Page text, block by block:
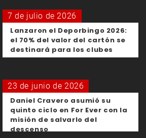
7 de julio de 2026
Lanzaron el Deporbingo 2026:
el 70% del valor del cartón se
destinará para los clubes
23 de junio de 2026
Daniel Cravero asumió su
quinto ciclo en For Ever con la
misión de salvarlo del
descenso